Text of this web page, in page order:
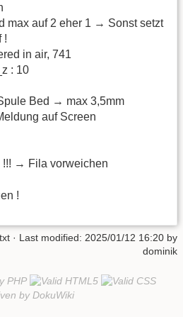
max auf 2 eher 1 → Sonst setzt
!
in air, 741
: 10
Bed → max 3,5mm
auf Screen
!!! → Fila vorweichen
!
· Last modified: 2025/01/12 16:20 by
dominik